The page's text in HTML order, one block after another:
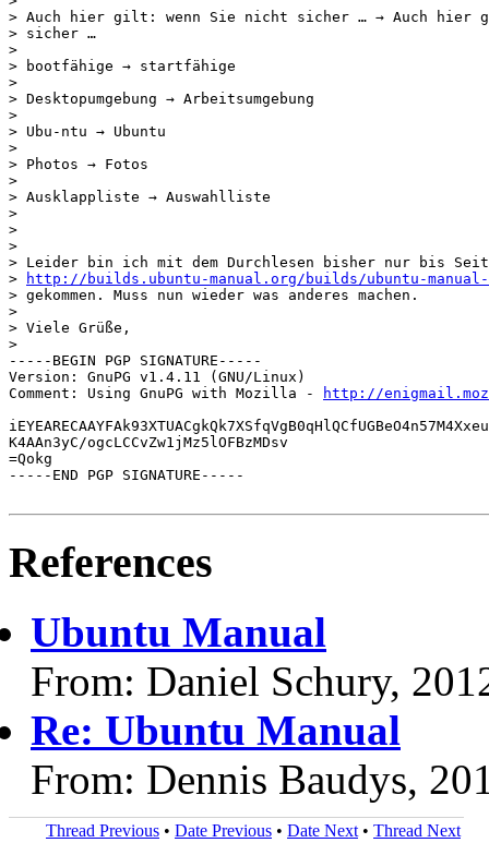
> Auch hier gilt: wenn Sie nicht sicher … → Auch hier
> sicher …
>
> bootfähige → startfähige
>
> Desktopumgebung → Arbeitsumgebung
>
> Ubu-ntu → Ubuntu
>
> Photos → Fotos
>
> Ausklappliste → Auswahlliste
>
>
>
> Leider bin ich mit dem Durchlesen bisher nur bis
>
http://builds.ubuntu-manual.org/builds/ubuntu-
> gekommen. Muss nun wieder was anderes machen.
>
> Viele Grüße,
>
-----BEGIN PGP SIGNATURE-----
Version: GnuPG v1.4.11 (GNU/Linux)
Comment: Using GnuPG with Mozilla -
http://
K4AAn3yC/ogcLCCvZw1jMz5lOFBzMDsv
=Qokg
-----END PGP SIGNATURE-----
References
Ubuntu Manual
From: Daniel Schury,
Re: Ubuntu Manual
From: Dennis Baudys,
Thread Previous • Date Previous • Date Next • Thread Next